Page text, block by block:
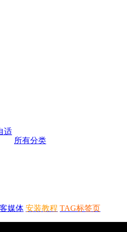
适
所有分类
媒体 安装教程 TAG标签页